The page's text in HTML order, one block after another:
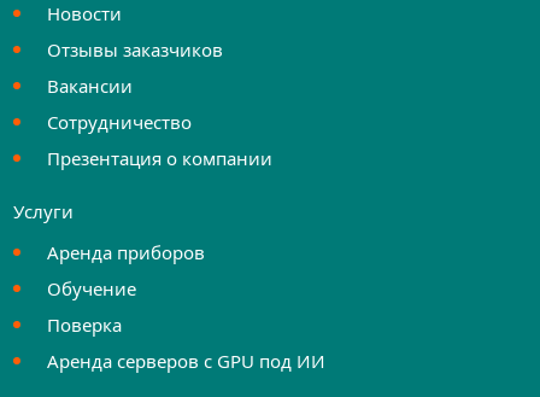
Новости
Отзывы заказчиков
Вакансии
Сотрудничество
Презентация о компании
Услуги
Аренда приборов
Обучение
Поверка
Аренда серверов с GPU под ИИ